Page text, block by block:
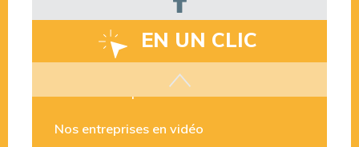
EN UN CLIC